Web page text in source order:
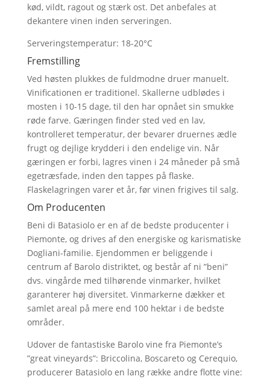
kød, vildt, ragout og stærk ost. Det anbefales at
dekantere vinen inden serveringen.
Serveringstemperatur: 18-20°C
Fremstilling
Ved høsten plukkes de fuldmodne druer manuelt.
Vinificationen er traditionel. Skallerne udblødes i
mosten i 10-15 dage, til den har opnået sin smukke
røde farve. Gæringen finder sted ved en lav,
kontrolleret temperatur, der bevarer druernes ædle
frugt og dejlige krydderi i den endelige vin. Når
gæringen er forbi, lagres vinen i 24 måneder på små
egetræsfade, inden den tappes på flaske.
Flaskelagringen varer et år, før vinen frigives til salg.
Om Producenten
Beni di Batasiolo er en af de bedste producenter i
Piemonte, og drives af den energiske og karismatiske
Dogliani-familie. Ejendommen er beliggende i
centrum af Barolo distriktet, og består af ni ”beni”
dvs. vingårde med tilhørende vinmarker, hvilket
garanterer høj diversitet. Vinmarkerne dækker et
samlet areal på mere end 100 hektar i de bedste
områder.
Udover de fantastiske Barolo vine fra Piemonte’s
”great vineyards”: Briccolina, Boscareto og Cerequio,
producerer Batasiolo en lang række andre flotte vine: